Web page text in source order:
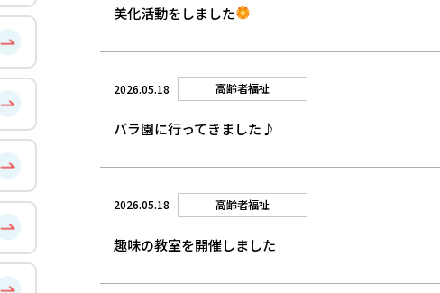
美化活動をしました
2026.05.18 高齢者福祉
バラ園に行ってきました♪
2026.05.18 高齢者福祉
趣味の教室を開催しました